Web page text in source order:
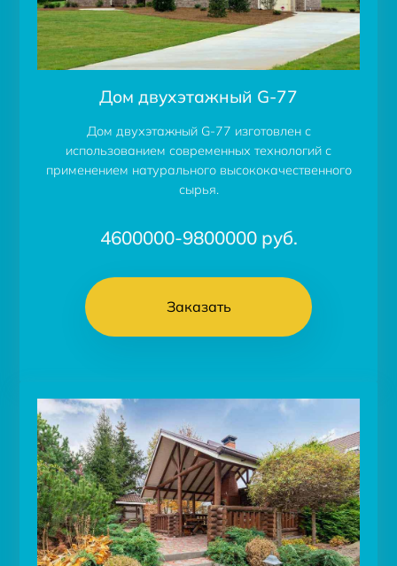
Дом двухэтажный G-77
Дом двухэтажный G-77 изготовлен с
использованием современных технологий с
применением натурального высококачественного
сырья.
4600000-9800000 руб.
Заказать